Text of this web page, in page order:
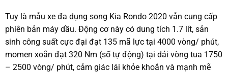
Tuy là mẫu xe đa dụng song Kia Rondo 2020 vẫn cung cấp
phiên bản máy dầu. Động cơ này có dung tích 1.7 lít, sản
sinh công suất cực đại đạt 135 mã lực tại 4000 vòng/ phút,
momen xoắn đạt 320 Nm (số tự động) tại dải vòng tua 1750
– 2500 vòng/ phút, cảm giác lái khỏe khoắn và mạnh mẽ